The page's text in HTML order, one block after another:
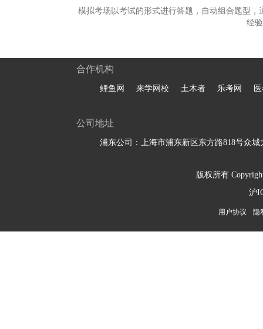
模拟考场以考试的形式进行答题，自动组合题型
经
合作机构
鲤鱼网 来学网校 土木者 乐考网
公司地址
浦东公司：上海市浦东新区东方路818号众城
版权所有
沪
用户协议 隐